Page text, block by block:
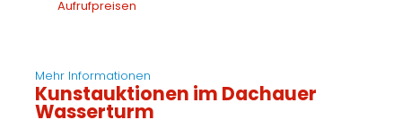
Aufrufpreisen
Mehr Informationen
Kunstauktionen im Dachauer
Wasserturm